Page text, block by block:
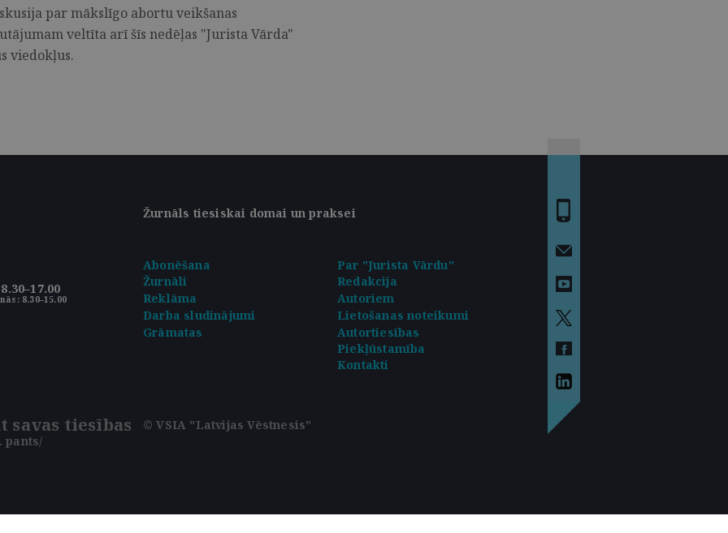
par mākslīgo abortu veikšanas
veltīta arī šīs nedēļas "Jurista Vārda"
viedokļus.
Žurnāls tiesiskai domai un praksei
8.30–15.00
Abonēšana
Par "Jurista Vārdu"
Žurnāli
Redakcija
Reklāma
Autoriem
Darba sludinājumi
Lietošanas noteikumi
Grāmatas
Autortiesības
Piekļūstamība
Kontakti
tiesības
pants/
© VSIA "Latvijas Vēstnesis"